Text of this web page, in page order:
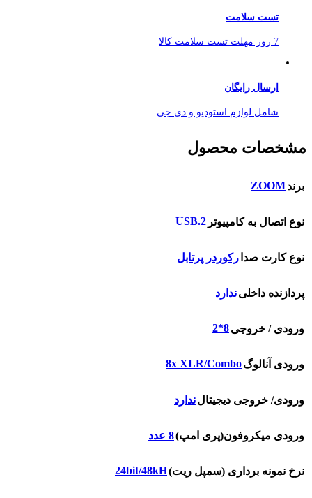
تست سلامت
7 روز مهلت تست سلامت کالا
ارسال رایگان
شامل لوازم استودیو و دی جی
مشخصات محصول
برندZOOM
نوع اتصال به کامپیوتر 2.USB
نوع کارت صدا رکوردر پرتابل
پردازنده داخلیندارد
ورودی / خروجی8*2
ورودی آنالوگ8x XLR/Combo
ورودی/ خروجی دیجیتالندارد
ورودی میکروفون(پری امپ)8 عدد
نرخ نمونه برداری (سمپل ریت)24bit/48kH